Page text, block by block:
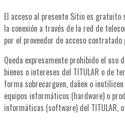
El acceso al presente Sitio es
la conexión a través de la red de
por el proveedor de acceso
Queda expresamente prohibido el uso
bienes o intereses del TITULAR o de
forma sobrecarguen, dañen o
equipos informáticos (hardware) o
informáticas (software) del TITULAR,